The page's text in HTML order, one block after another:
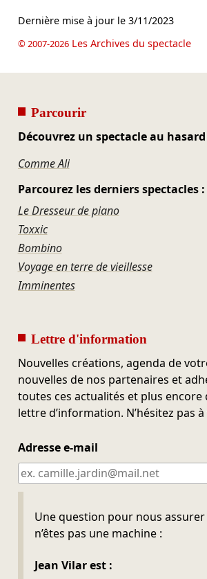
Dernière mise à jour le 3/11/2023
© 2007-2026Les Archives du spectacle
Parcourir
Découvrez un spectacle au hasard
Comme Ali
Parcourez les derniers spectacles :
Le Dresseur de piano
Toxxic
Bombino
Voyage en terre de vieillesse
Imminentes
Lettre d'information
Nouvelles créations, agenda de
nouvelles de nos partenaires et
toutes ces actualités et plus encore
lettre d’information. N’hésitez pas
Adresse e-mail
Une question pour nous assurer
n’êtes pas une machine :
Jean Vilar est :
Ne pas remplir